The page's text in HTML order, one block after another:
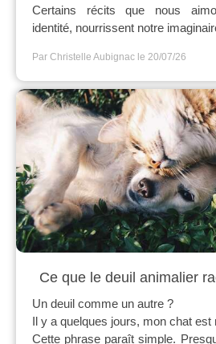
Certains récits que nous
identité, nourrissent notre
Par Christelle Aubignac le 20/07/26
Ce que le deuil animalier
Un deuil comme un autre ?
Il y a quelques jours, mon chat est
Cette phrase paraît simple.